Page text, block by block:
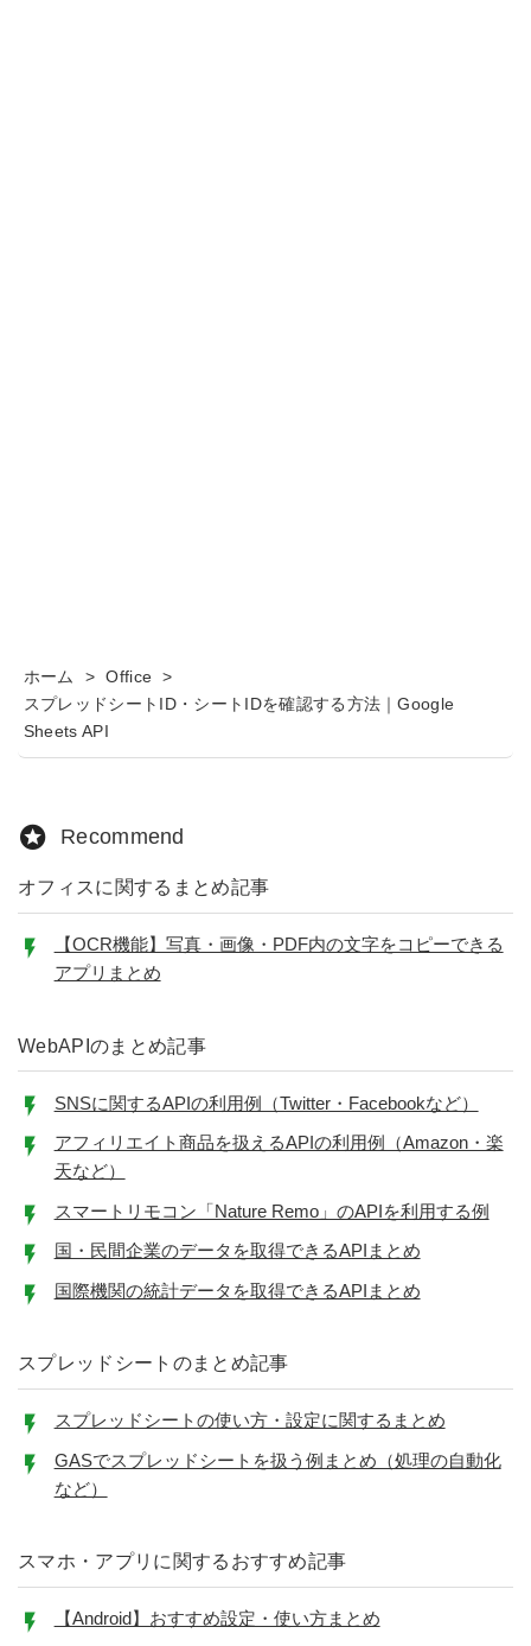
ホーム > Office >
スプレッドシートID・シートIDを確認する方法｜Google
Sheets API
Recommend
オフィスに関するまとめ記事
【OCR機能】写真・画像・PDF内の文字をコピーできる
アプリまとめ
WebAPIのまとめ記事
SNSに関するAPIの利用例（Twitter・Facebookなど）
アフィリエイト商品を扱えるAPIの利用例（Amazon・楽
天など）
スマートリモコン「Nature Remo」のAPIを利用する例
国・民間企業のデータを取得できるAPIまとめ
国際機関の統計データを取得できるAPIまとめ
スプレッドシートのまとめ記事
スプレッドシートの使い方・設定に関するまとめ
GASでスプレッドシートを扱う例まとめ（処理の自動化
など）
スマホ・アプリに関するおすすめ記事
【Android】おすすめ設定・使い方まとめ